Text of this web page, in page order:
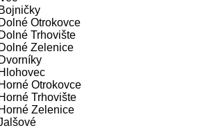
Bojničky
Dolné Otrokovce
Dolné Trhovište
Dolné Zelenice
Dvorníky
Hlohovec
Horné Otrokovce
Horné Trhovište
Horné Zelenice